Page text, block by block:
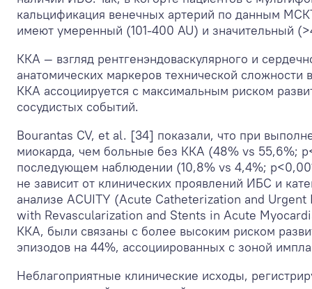
кальцификация венечных артерий по данным
имеют умеренный (101-400 AU) и значительный
ККА — взгляд рентгенэндоваскулярного и
анатомических маркеров технической
ККА ассоциируется с максимальным риском
сосудистых событий.
Bourantas CV, et al. [34] показали, что при
миокарда, чем больные без ККА (48% vs 55,6%;
последующем наблюдении (10,8% vs 4,4%;
не зависит от клинических проявлений ИБС и
анализе ACUITY (Acute Catheterization and
with Revascularization and Stents in Acute
ККА, были связаны с более высоким риском
эпизодов на 44%, ассоциированных с зоной
Неблагоприятные клинические исходы,